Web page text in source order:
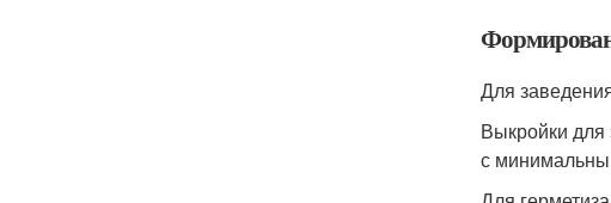
Для
Выкройки для
с